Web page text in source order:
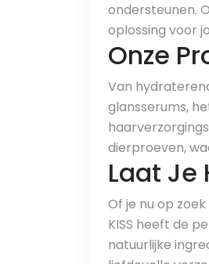
ondersteunen.
oplossing voor
Onze
Van
glansserums,
dierproeven,
Laat Je
Of je nu op
KISS heeft de
natuurlijke